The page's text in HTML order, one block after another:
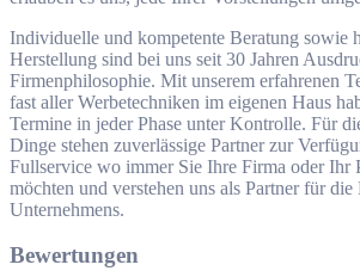
Individuelle und kompetente Beratung sowie
Herstellung sind bei uns seit 30 Jahren
Firmenphilosophie. Mit unserem erfahrenen
fast aller Werbetechniken im eigenen Haus
Termine in jeder Phase unter Kontrolle. Für
Dinge stehen zuverlässige Partner zur
Fullservice wo immer Sie Ihre Firma oder Ihr
möchten und verstehen uns als Partner für die
Unternehmens.
Bewertungen